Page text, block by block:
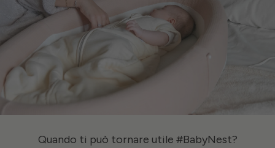
Quando ti può tornare utile #BabyNest?